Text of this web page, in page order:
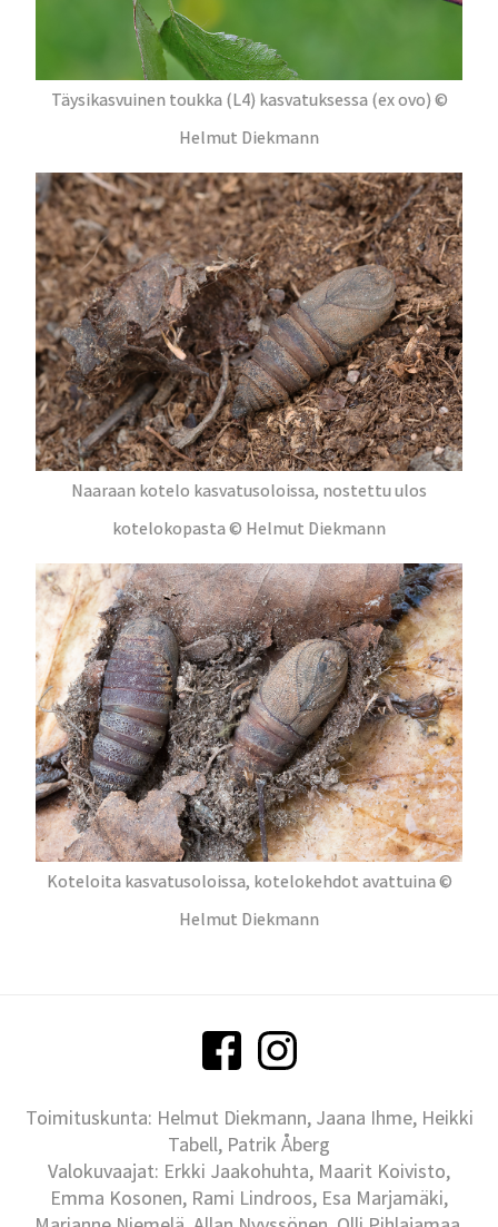
Täysikasvuinen toukka (L4) kasvatuksessa (ex ovo) ©
Helmut Diekmann
Naaraan kotelo kasvatusoloissa, nostettu ulos
kotelokopasta © Helmut Diekmann
Koteloita kasvatusoloissa, kotelokehdot avattuina ©
Helmut Diekmann
Toimituskunta: Helmut Diekmann, Jaana Ihme, Heikki
Tabell, Patrik Åberg
Valokuvaajat: Erkki Jaakohuhta, Maarit Koivisto,
Emma Kosonen, Rami Lindroos, Esa Marjamäki,